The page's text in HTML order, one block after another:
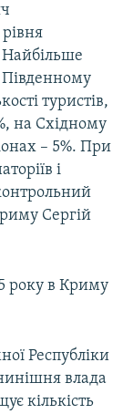
Найбільше
Південному
туристів,
на Східному
– 5%. При
і
Сергій
року в Криму
Республіки
влада
кількість